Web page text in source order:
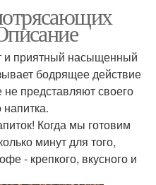
и приятный насыщенный
бодрящее действие
представляют своего
Когда мы готовим
минут для того,
- крепкого, вкусного и